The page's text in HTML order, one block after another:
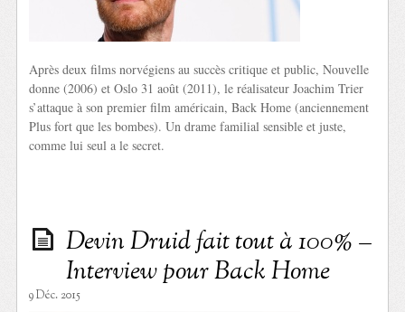
Après deux films norvégiens au succès critique et public, Nouvelle
donne (2006) et Oslo 31 août (2011), le réalisateur Joachim Trier
s’attaque à son premier film américain, Back Home (anciennement
Plus fort que les bombes). Un drame familial sensible et juste,
comme lui seul a le secret.
Devin Druid fait tout à 100% –
Interview pour Back Home
9 Déc. 2015